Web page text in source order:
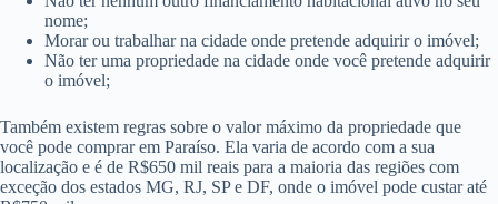
nome;
Morar ou trabalhar na cidade onde pretende adquirir o imóvel;
Não ter uma propriedade na cidade onde você pretende adquirir
o imóvel;
Também existem regras sobre o valor máximo da propriedade que
você pode comprar em Paraíso. Ela varia de acordo com a sua
localização e é de R$650 mil reais para a maioria das regiões com
exceção dos estados MG, RJ, SP e DF, onde o imóvel pode custar até